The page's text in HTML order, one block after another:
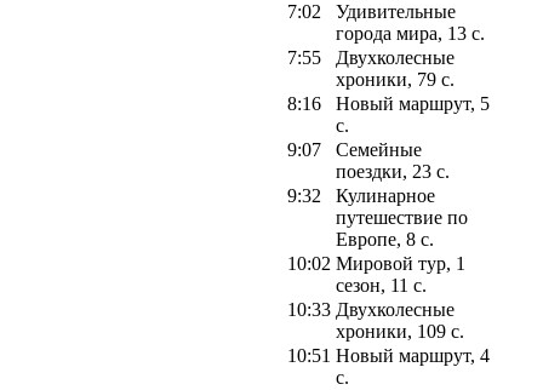
7:02
Удивительные
города мира, 13 с.
7:55
Двухколесные
хроники, 79 с.
8:16
Новый маршрут, 5
с.
9:07
Семейные
поездки, 23 с.
9:32
Кулинарное
путешествие по
Европе, 8 с.
10:02 Мировой тур, 1
сезон, 11 с.
10:33 Двухколесные
хроники, 109 с.
10:51 Новый маршрут, 4
с.